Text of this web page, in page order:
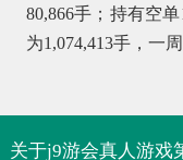
80,866手；持有空
为1,074,413手，一
关于j9游会真人游戏